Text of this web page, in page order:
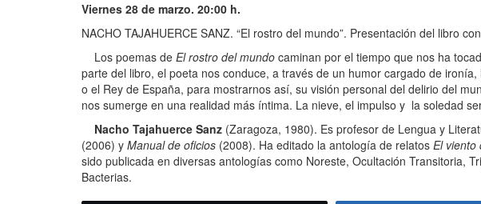
Viernes 28 de marzo. 20:00 h.
NACHO TAJAHUERCE SANZ. “El rostro del mundo”. Presentación del libro
Los poemas de El rostro del mundo caminan por el tiempo que nos ha
parte del libro, el poeta nos conduce, a través de un humor cargado de
o el Rey de España, para mostrarnos así, su visión personal del delirio del
nos sumerge en una realidad más íntima. La nieve, el impulso y la soledad
Nacho Tajahuerce Sanz (Zaragoza, 1980). Es profesor de Lengua y
(2006) y Manual de oficios (2008). Ha editado la antología de relatos El viento
sido publicada en diversas antologías como Noreste, Ocultación Transitoria,
Bacterias.